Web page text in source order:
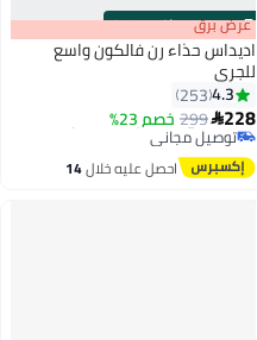
00m:00s
·باقي 100% عرض برق
اديداس حذاء رن فالكون واسع
للجري
4.3
253
228
299 خصم 23% #39 في أحذية رجالية للتدريب
توصيل مجاني
#39 في أحذية رجالية للتدريب احصل عليه خلال14